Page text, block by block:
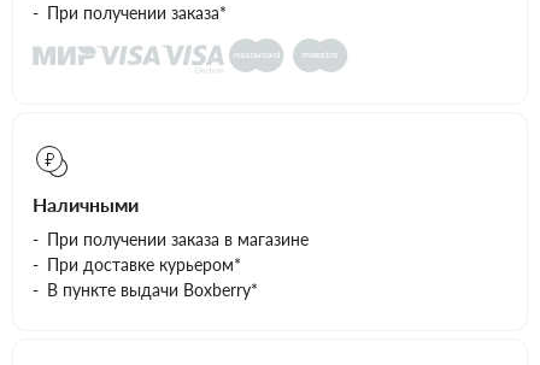
При получении заказа*
Наличными
При получении заказа в магазине
При доставке курьером*
В пункте выдачи Boxberry*